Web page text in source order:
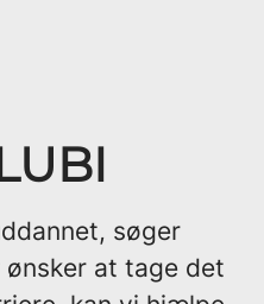
søger
at tage det